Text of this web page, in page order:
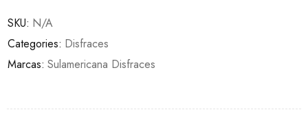
SKU: N/A
Categories: Disfraces
Marcas: Sulamericana Disfraces